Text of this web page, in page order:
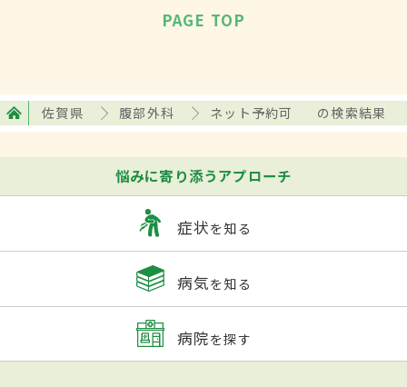
PAGE TOP
佐賀県 腹部外科 ネット予約可 の検索結果
悩みに寄り添うアプローチ
症状を知る
病気を知る
病院を探す